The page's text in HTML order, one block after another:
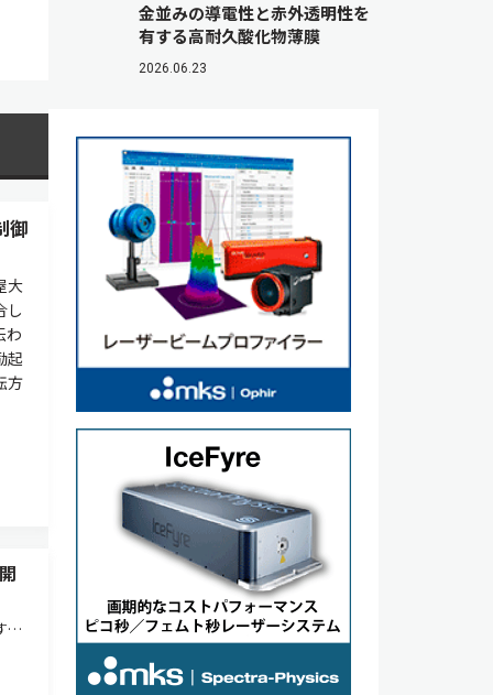
御
大
し
わ
起
方
直
金並みの導電性と赤外透明性を
有する高耐久酸化物薄膜
2026.06.23